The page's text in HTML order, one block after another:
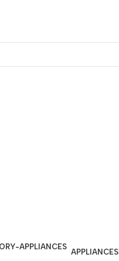
APPLIANCES